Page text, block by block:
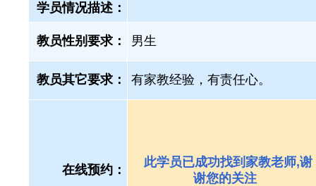
学员情况描述：
教员性别要求： 男生
教员其它要求： 有家教经验，有责任心。
在线预约：
此学员已成功找到家教老师,谢
谢您的关注